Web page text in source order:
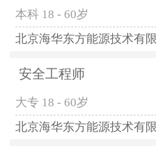
本科 18 - 60岁
北京海华东方能源技术有
安全工程师
大专 18 - 60岁
北京海华东方能源技术有